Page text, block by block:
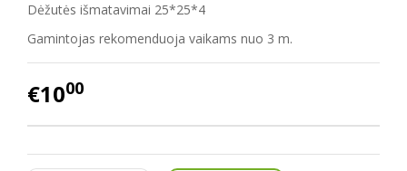
Dėžutės išmatavimai 25*25*4
Gamintojas rekomenduoja vaikams nuo 3 m.
€1000